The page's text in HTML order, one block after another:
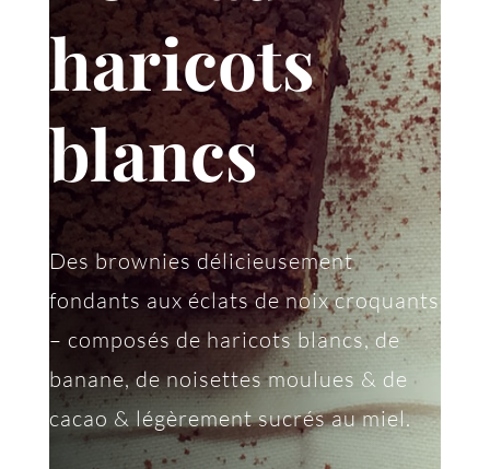
haricots
blancs
Des brownies délicieusement
fondants aux éclats de noix croquants
– composés de haricots blancs, de
banane, de noisettes moulues & de
cacao & légèrement sucrés au miel.